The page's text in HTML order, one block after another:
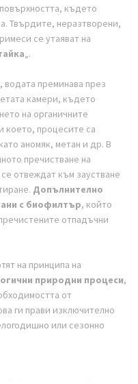
където
Твърдите, неразтворени,
се утаяват на
„.
водата преминава през
камери, където
на органичните
което, процесите са
аномяк, метан и др. В
пречистване на
отвеждат към заустване
Допълнително
с биофилтър, който
отпадъчни
на принципа на
природни процеси,
от
ги прави изключително
или сезонно